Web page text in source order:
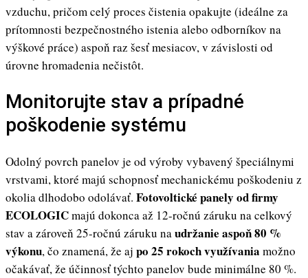
vzduchu, pričom celý proces čistenia opakujte (ideálne za
prítomnosti bezpečnostného istenia alebo odborníkov na
výškové práce) aspoň raz šesť mesiacov, v závislosti od
úrovne hromadenia nečistôt.
Monitorujte stav a prípadné
poškodenie systému
Odolný povrch panelov je od výroby vybavený špeciálnymi
vrstvami, ktoré majú schopnosť mechanickému poškodeniu z
okolia dlhodobo odolávať. Fotovoltické panely od firmy
ECOLOGICmajú dokonca až 12-ročnú záruku na celkový
stav a zároveň 25-ročnú záruku naudržanie aspoň 80 %
výkonu, čo znamená, že aj po 25 rokoch využívania možno
očakávať, že účinnosť týchto panelov bude minimálne 80 %.